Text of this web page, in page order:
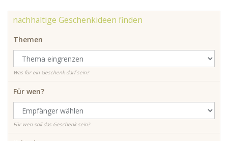
nachhaltige Geschenkideen finden
Themen
Was für ein Geschenk darf sein?
Für wen?
Für wen soll das Geschenk sein?